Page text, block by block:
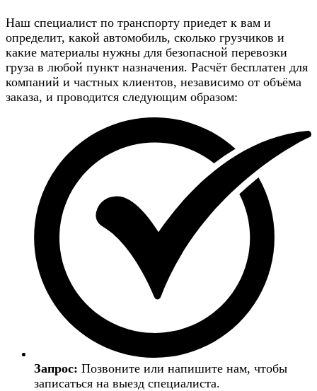
Наш специалист по транспорту приедет к вам и
определит, какой автомобиль, сколько грузчиков и
какие материалы нужны для безопасной перевозки
груза в любой пункт назначения. Расчёт бесплатен для
компаний и частных клиентов, независимо от объёма
заказа, и проводится следующим образом:
Запрос: Позвоните или напишите нам, чтобы
записаться на выезд специалиста.